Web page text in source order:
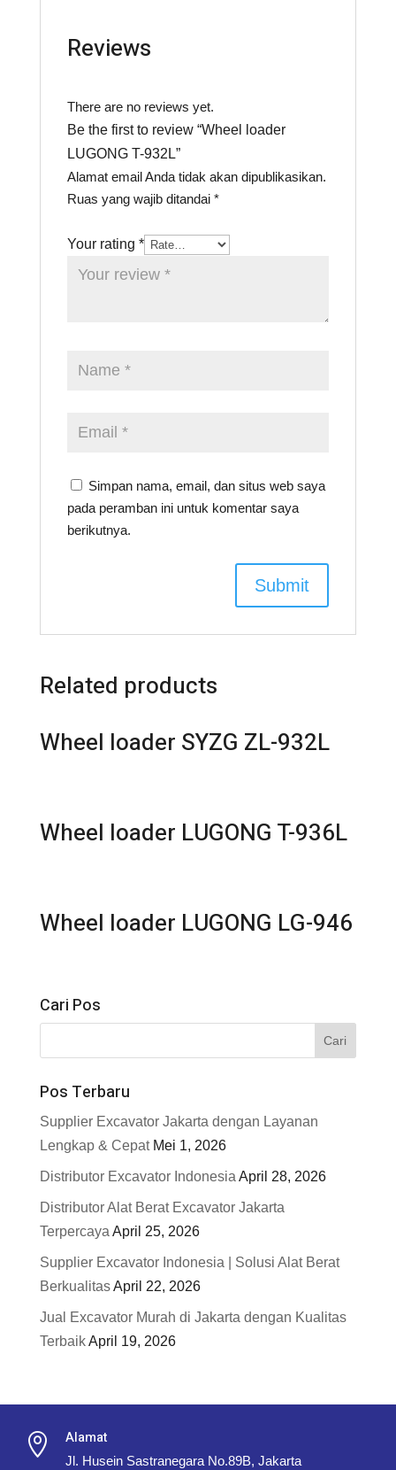
Reviews
There are no reviews yet.
Be the first to review “Wheel loader
LUGONG T-932L”
Alamat email Anda tidak akan dipublikasikan.
Ruas yang wajib ditandai *
Your rating *
Simpan nama, email, dan situs web saya
pada peramban ini untuk komentar saya
berikutnya.
Related products
Wheel loader SYZG ZL-932L
Wheel loader LUGONG T-936L
Wheel loader LUGONG LG-946
Cari Pos
Pos Terbaru
Supplier Excavator Jakarta dengan Layanan
Lengkap & Cepat Mei 1, 2026
Distributor Excavator Indonesia April 28, 2026
Distributor Alat Berat Excavator Jakarta
Terpercaya April 25, 2026
Supplier Excavator Indonesia | Solusi Alat Berat
BerkualitasApril 22, 2026
Jual Excavator Murah di Jakarta dengan Kualitas
TerbaikApril 19, 2026
 Alamat
Jl. Husein Sastranegara No.89B, Jakarta